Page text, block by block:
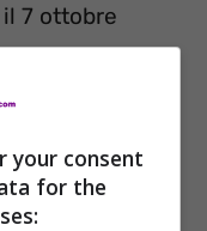
7 ottobre
your consent
for the